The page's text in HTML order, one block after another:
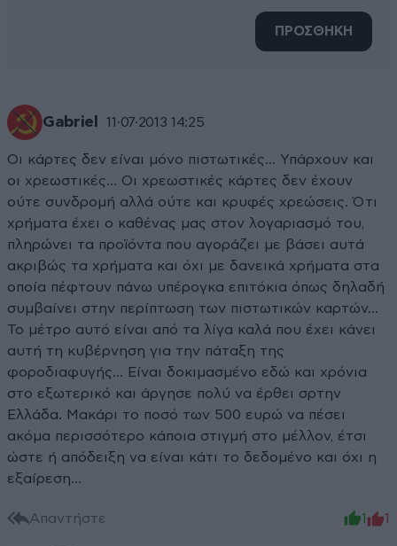
ΠΡΟΣΘΗΚΗ
Gabriel 11·07·2013 14:25
Οι κάρτες δεν είναι μόνο πιστωτικές... Υπάρχουν και
οι χρεωστικές... Οι χρεωστικές κάρτες δεν έχουν
ούτε συνδρομή αλλά ούτε και κρυφές χρεώσεις. Ότι
χρήματα έχει ο καθένας μας στον λογαριασμό του,
πληρώνει τα προϊόντα που αγοράζει με βάσει αυτά
ακριβώς τα χρήματα και όχι με δανεικά χρήματα στα
οποία πέφτουν πάνω υπέρογκα επιτόκια όπως δηλαδή
συμβαίνει στην περίπτωση των πιστωτικών καρτών...
Το μέτρο αυτό είναι από τα λίγα καλά που έχει κάνει
αυτή τη κυβέρνηση για την πάταξη της
φοροδιαφυγής... Είναι δοκιμασμένο εδώ και χρόνια
στο εξωτερικό και άργησε πολύ να έρθει σρτην
Ελλάδα. Μακάρι το ποσό των 500 ευρώ να πέσει
ακόμα περισσότερο κάποια στιγμή στο μέλλον, έτσι
ώστε ή απόδειξη να είναι κάτι το δεδομένο και όχι η
εξαίρεση...
Απαντήστε 1 1